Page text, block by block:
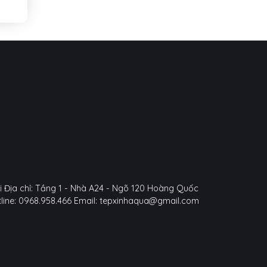
Địa chỉ: Tầng 1 - Nhà A24 - Ngõ 120 Hoàng Quốc
0968.958.466 Email: tepxinhaqua@gmail.com